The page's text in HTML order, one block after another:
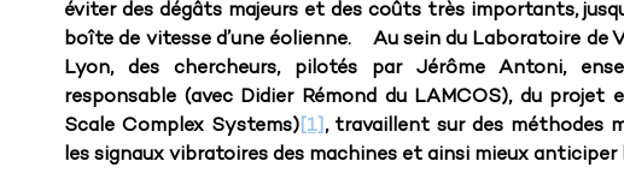
éviter des dégâts majeurs et des coûts très importants,
boîte de vitesse d’une éolienne.    Au sein du Laboratoire
Lyon, des chercheurs, pilotés par Jérôme Antoni,
responsable (avec Didier Rémond du LAMCOS), du projet
Scale Complex Systems)[1] , travaillent sur des méthodes
les signaux vibratoires des machines et ainsi mieux anticiper